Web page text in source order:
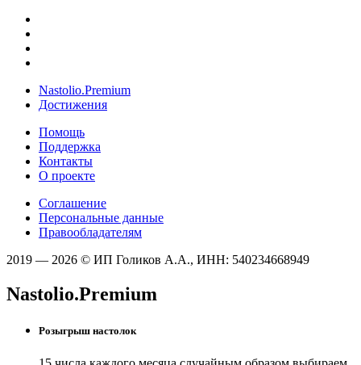
Nastolio.Premium
Достижения
Помощь
Поддержка
Контакты
О проекте
Соглашение
Персональные данные
Правообладателям
2019 — 2026 © ИП Голиков А.А., ИНН: 540234668949
Nastolio.Premium
Розыгрыш настолок